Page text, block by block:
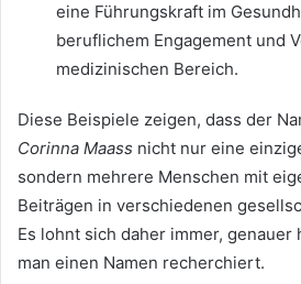
eine Führungskraft im
beruflichem Engagement und
medizinischen Bereich.
Diese Beispiele zeigen, dass der
Corinna Maass nicht nur eine
sondern mehrere Menschen mit
Beiträgen in verschiedenen
Es lohnt sich daher immer, genauer
man einen Namen recherchiert.